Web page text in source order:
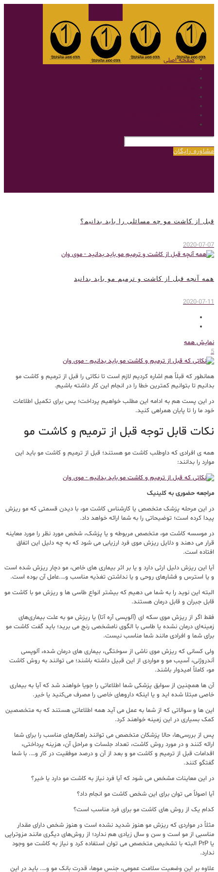
صفحه اصلی
مشاوره رایگان
قبل از کاشت مو چه مسائلی را باید بدانیم؟
2020-07-07
همه آنچه قبل از کاشت و ترمیم مو باید بدانید
2020-07-11
نمایش همه
5
همانطور که قبلاً هم اشاره کردیم لازم است تا نکاتی را قبل از ترمیم و کاشت مو
بدانیم تا بتوانیم کمترین خطا را در انجام این کار داشته باشیم.
در این پست هم به ادامه این مطلب خواهیم پرداخت؛ پس برای تکمیل اطلاعات
خود ما را تا پایان همراهی کنید.
نکات قابل توجه قبل از ترمیم و کاشت مو
همه ی افرادی که داوطلب کاشت مو هستند؛ قبل از ترمیم و کاشت مو باید این
موارد را بدانند:
مراجعه حضوری به کلینیک
در این مرحله پزشک متخصص یا کارشناس کاشت مو، با دیدن قسمتی که مو ریزش
پیدا کرده است؛ توضیحاتی را به شما ارائه خواهد داد.
در موسسه کاشت مو، متخصص مربوطه و یا پزشک، شخص مورد نظر را مورد معاینه
قرار می دهند و دلایل ریزش موی فرد ارزیابی می شود که به چه دلیل این اتفاق
افتاده است.
آیا این ریزش دلیل ارثی دارد و یا بر اثر بیماری های خاص، مو دچار ریزش شده است
و یا استرس و فشارهای روحی و یا نداشتن تغذیه مناسب و….عامل آن بوده است.
البته این نوید را به شما می دهیم که بیشتر انواع طاسی ها و ریزش مو با کاشت مو
قابل جبران و قابل درمان هستند.
فقط اگر از ریزش موی سکه ای (آلوپسی آره آتا) یا ریزش مو به علت بیماری‌های
زمینه‌ای درمان نشده یا طاسی با الگوی نامشخصی رنج می برید؛ باید گفت کاشت مو
برای شما و افرادی مانند شما مناسب نیست.
ولی کسانی که ریزش موی ناشی از سوختگی، بیماری های درمان شده، آلوپسی
آندروژنی، آسیب مو و مواردی از این قبیل داشته باشند؛ می توانند به روش کاشت
مو، کاملاً امیدوار باشند.
آن ها همچنین از سوابق پزشکی شما اطلاعاتی را جویا خواهند شد که آیا به بیماری
خاصی مبتلا شده اید و یا اینکه داروهای خاصی را مصرف می‌کنید یا خیر.
این ها و سوالاتی که از شما به عمل می آید همه اطلاعاتی هستند که به متخصصین
کمک بسیاری در این زمینه خواهند کرد.
پس از بررسی‌ها، حالا پزشکان متخصص می توانند راهکارهای مناسب را برای شما
ارائه کنند و در مورد روش کاشت، تعداد جلسات و مراحل آن، هزینه پرداختی،
اقدامات قبل از ترمیم و کاشت مو و بعد از آن و درصد موفقیت در کار و…. با شما
گفتگو کنند.
در این معاینات مشخص می شود که آیا فرد نیاز به کاشت مو دارد یا خیر؟
آیا اصولاً می توان برای این شخص کاشت مو انجام داد؟
کدام یک از روش های کاشت مو برای فرد مناسب است؟
مثلاً در مواردی که ریزش مو هنوز شدید نشده است و هنوز شخص دارای مقدار
مناسبی از مو است و سن و سال زیادی هم ندارد؛ از روش‌های دیگری مانند مزوتراپی
یا PrP البته با تشخیص متخصص می توان استفاده کرد و نیاز به کاشت مو وجود
ندارد.
علاوه بر این وضعیت سلامت عمومی، جنس موها، قدرت بانک مو و…. باید در این